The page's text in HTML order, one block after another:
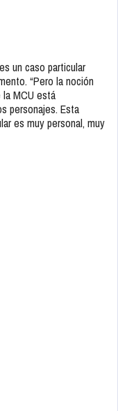
un caso particular
“Pero la noción
MCU está
personajes. Esta
es muy personal, muy